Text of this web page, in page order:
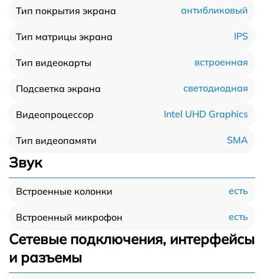
Тип покрытия экрана антибликовый
Тип матрицы экрана IPS
Тип видеокарты встроенная
Подсветка экрана светодиодная
Видеопроцессор Intel UHD Graphics
Тип видеопамяти SMA
Звук
Встроенные колонки есть
Встроенный микрофон есть
Сетевые подключения, интерфейсы
и разъемы